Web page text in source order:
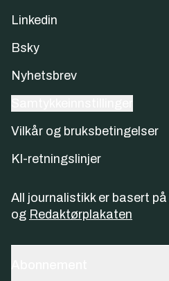
Linkedin
Bsky
Nyhetsbrev
Vilkår og bruksbetingelser
KI-retningslinjer
All journalistikk er basert på
og Redaktørplakaten